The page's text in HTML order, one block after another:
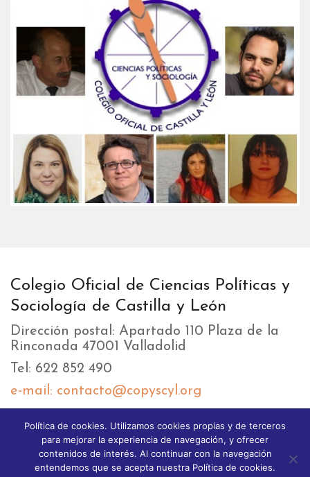
Colegio Oficial de Ciencias Políticas y
Sociología de Castilla y León
Dirección postal: Apartado 110 Plaza de la
Rinconada 47001 Valladolid
Tel: 622 852 490
e-mail: contacto@copyscyl.org
LIKEBOX
Política de cookies. Utilizamos cookies propias y de terceros
para mejorar la experiencia de navegación, y ofrecer
contenidos de interés. Al continuar con la navegación
entendemos que se acepta nuestra Política de cookies.